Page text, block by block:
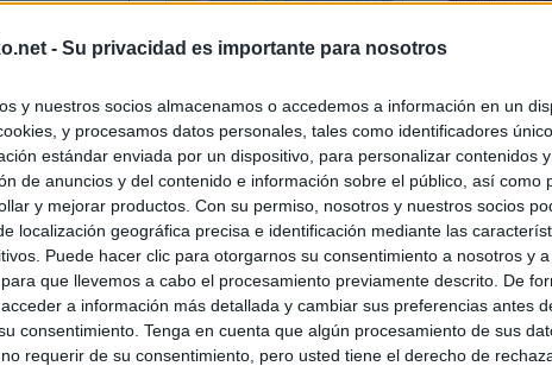
- Su privacidad es importante para nosotros
y nuestros socios almacenamos o accedemos a información en un
y procesamos datos personales, tales como identificadores
estándar enviada por un dispositivo, para personalizar contenidos y
de anuncios y del contenido e información sobre el público, así como
y mejorar productos. Con su permiso, nosotros y nuestros socios
localización geográfica precisa e identificación mediante las
Puede hacer clic para otorgarnos su consentimiento a nosotros y
que llevemos a cabo el procesamiento previamente descrito. De
a información más detallada y cambiar sus preferencias antes
consentimiento. Tenga en cuenta que algún procesamiento de sus
requerir de su consentimiento, pero usted tiene el derecho de